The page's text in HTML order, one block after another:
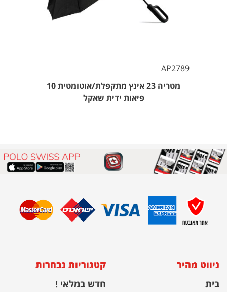
AP2789
מטריה 23 אינץ מתקפלת/אוטומטית 10
פיאות ידית שאקל
ניווט מהיר
בית
קטגוריות נבחרות
חדש במלאי !